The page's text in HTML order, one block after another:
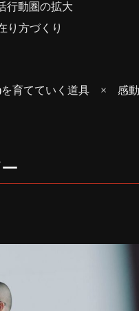
行動圏の拡大
り方づくり
)を育てていく道具 × 感